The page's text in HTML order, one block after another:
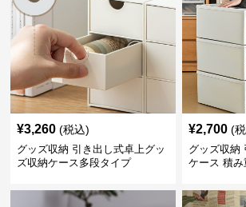
¥3,260 (税込)
グッズ収納 引き出し式卓上グッ
ズ収納ケース多段タイプ
¥2,700 (
グッズ収納
ケース 積